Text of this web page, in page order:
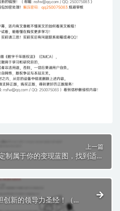
上一篇
制属于你的变现蓝图，找到适合
新的领导力圣经！（两